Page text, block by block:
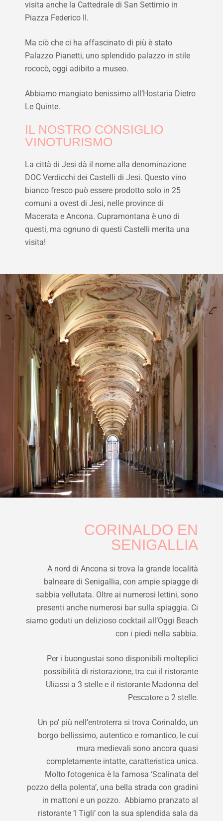
visita anche la Cattedrale di San Settimio in
Piazza Federico II.
Ma ciò che ci ha affascinato di più è stato
Palazzo Pianetti, uno splendido palazzo in stile
rococò, oggi adibito a museo.
Abbiamo mangiato benissimo all’Hostaria Dietro
Le Quinte.
IL NOSTRO CONSIGLIO
VINOTURISMO
La città di Jesi dà il nome alla denominazione
DOC Verdicchi dei Castelli di Jesi. Questo vino
bianco fresco può essere prodotto solo in 25
comuni a ovest di Jesi, nelle province di
Macerata e Ancona. Cupramontana è uno di
questi, ma ognuno di questi Castelli merita una
visita!
CORINALDO EN
SENIGALLIA
A nord di Ancona si trova la grande località
balneare di Senigallia, con ampie spiagge di
sabbia vellutata. Oltre ai numerosi lettini, sono
presenti anche numerosi bar sulla spiaggia. Ci
siamo goduti un delizioso cocktail all’Oggi Beach
con i piedi nella sabbia.
Per i buongustai sono disponibili molteplici
possibilità di ristorazione, tra cui il ristorante
Uliassi a 3 stelle e il ristorante Madonna del
Pescatore a 2 stelle.
Un po’ più nell’entroterra si trova Corinaldo, un
borgo bellissimo, autentico e romantico, le cui
mura medievali sono ancora quasi
completamente intatte, caratteristica unica.
Molto fotogenica è la famosa ‘Scalinata del
pozzo della polenta’, una bella strada con gradini
in mattoni e un pozzo. Abbiamo pranzato al
ristorante ‘I Tigli’ con la sua splendida sala da